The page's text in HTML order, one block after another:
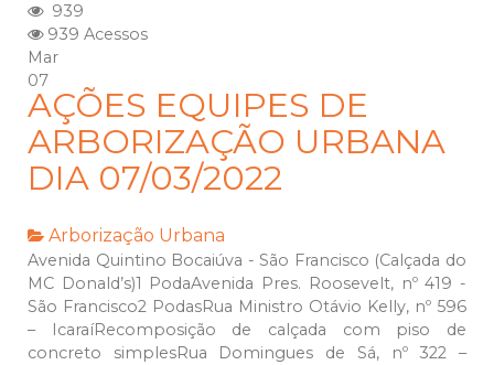
939
939 Acessos
Mar
07
AÇÕES EQUIPES DE
ARBORIZAÇÃO URBANA
DIA 07/03/2022
Arborização Urbana
Avenida Quintino Bocaiúva - São Francisco (Calçada do
MC Donald’s)1 PodaAvenida Pres. Roosevelt, nº 419 -
São Francisco2 PodasRua Ministro Otávio Kelly, nº 596
– IcaraíRecomposição de calçada com piso de
concreto simplesRua Domingues de Sá, nº 322 –